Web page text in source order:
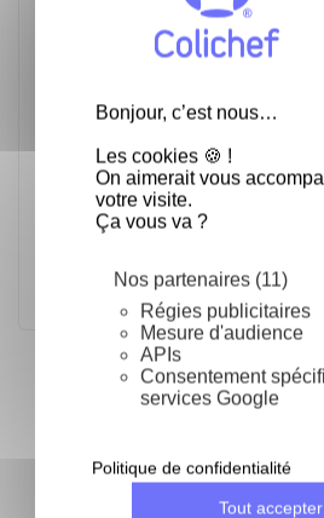
Bonjour, c’est nous…
Les cookies 🍪 !
On aimerait vous
votre visite.
Ça vous va ?
Nos partenaires (11)
Régies publicitaires
Mesure d'audience
APIs
Consentement
services Google
Tout accepter
Politique de confidentialité
Rebords arrondis + marquage de
forme: ovale
Motif: unis
Dimension des découpoirs:
5x3 cm / 6,5x3,5 cm / 8x4,5 cm
Hauteur: 3,5 cm
Fabrication française.
Fréquemment achetés